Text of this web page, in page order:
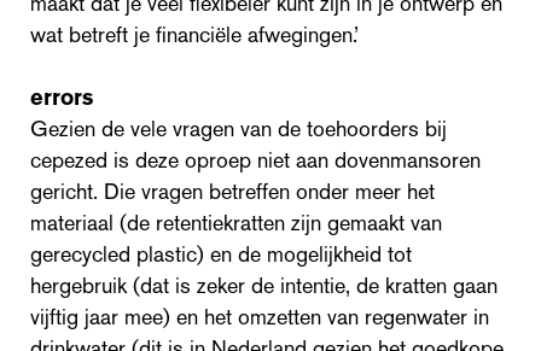
wat betreft je financiële afwegingen.’
errors
Gezien de vele vragen van de toehoorders bij
cepezed is deze oproep niet aan dovenmansoren
gericht. Die vragen betreffen onder meer het
materiaal (de retentiekratten zijn gemaakt van
gerecycled plastic) en de mogelijkheid tot
hergebruik (dat is zeker de intentie, de kratten gaan
vijftig jaar mee) en het omzetten van regenwater in